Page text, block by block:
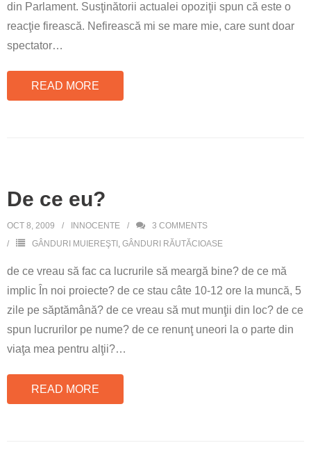
din Parlament. Susţinătorii actualei opoziţii spun că este o
reacţie firească. Nefirească mi se mare mie, care sunt doar
spectator…
READ MORE
De ce eu?
OCT 8, 2009 INNOCENTE 3 COMMENTS
GÂNDURI MUIEREŞTI , GÂNDURI RĂUTĂCIOASE
de ce vreau să fac ca lucrurile să meargă bine? de ce mă
implic În noi proiecte? de ce stau câte 10-12 ore la muncă, 5
zile pe săptămână? de ce vreau să mut munţii din loc? de ce
spun lucrurilor pe nume? de ce renunţ uneori la o parte din
viaţa mea pentru alţii?…
READ MORE